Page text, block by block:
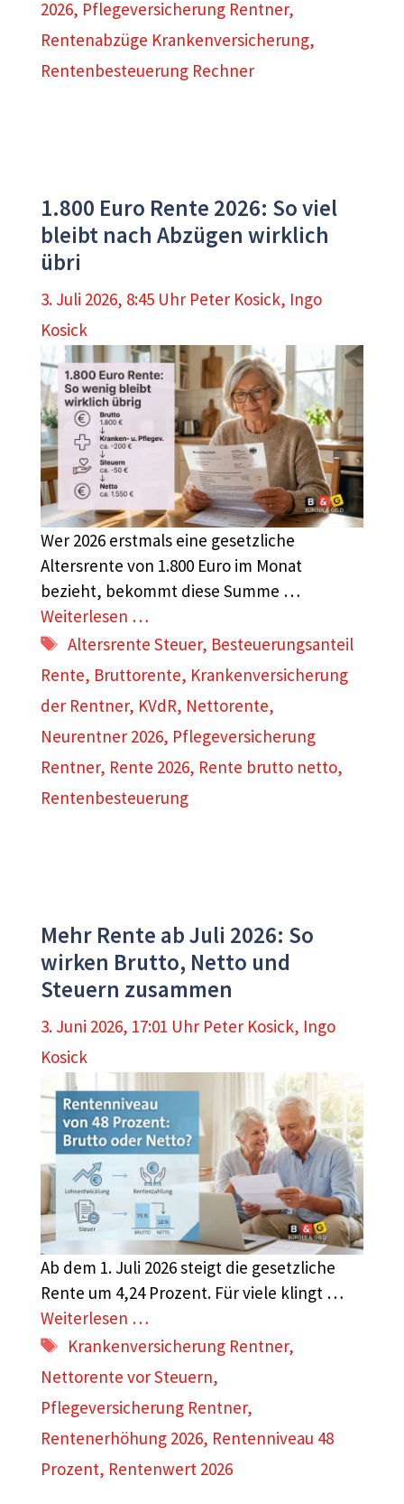
2026, Pflegeversicherung Rentner,
Rentenabzüge Krankenversicherung,
Rentenbesteuerung Rechner
1.800 Euro Rente 2026: So viel
bleibt nach Abzügen wirklich
übri
3. Juli 2026, 8:45 Uhr Peter Kosick, Ingo
Kosick
Wer 2026 erstmals eine gesetzliche
Altersrente von 1.800 Euro im Monat
bezieht, bekommt diese Summe …
Weiterlesen …
Schlagwörter
Altersrente Steuer, Besteuerungsanteil
Rente, Bruttorente, Krankenversicherung
der Rentner, KVdR, Nettorente,
Neurentner 2026, Pflegeversicherung
Rentner, Rente 2026, Rente brutto netto,
Rentenbesteuerung
Mehr Rente ab Juli 2026: So
wirken Brutto, Netto und
Steuern zusammen
3. Juni 2026, 17:01 Uhr Peter Kosick, Ingo
Kosick
Ab dem 1. Juli 2026 steigt die gesetzliche
Rente um 4,24 Prozent. Für viele klingt …
Weiterlesen …
Schlagwörter
Krankenversicherung Rentner,
Nettorente vor Steuern,
Pflegeversicherung Rentner,
Rentenerhöhung 2026, Rentenniveau 48
Prozent, Rentenwert 2026